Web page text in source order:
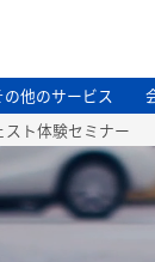
の他のサービス
ト体験セミナー